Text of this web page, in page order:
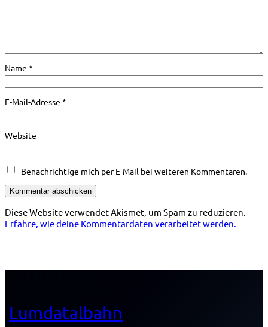
Name *
E-Mail-Adresse *
Website
Benachrichtige mich per E-Mail bei weiteren Kommentaren.
Diese Website verwendet Akismet, um Spam zu reduzieren.
Erfahre, wie deine Kommentardaten verarbeitet werden.
Lumdatalbahn